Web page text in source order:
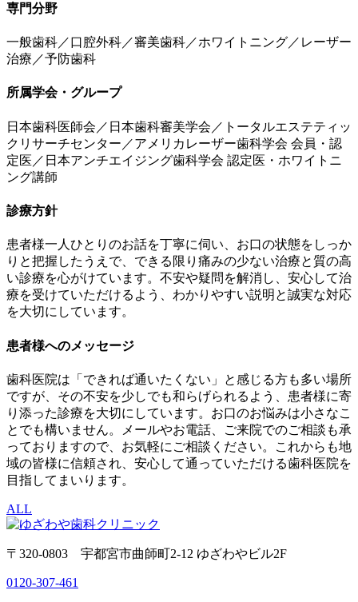
専門分野
一般歯科／口腔外科／審美歯科／ホワイトニング／レーザー
治療／予防歯科
所属学会・グループ
日本歯科医師会／日本歯科審美学会／トータルエステティッ
クリサーチセンター／アメリカレーザー歯科学会 会員・認
定医／日本アンチエイジング歯科学会 認定医・ホワイトニ
ング講師
診療方針
患者様一人ひとりのお話を丁寧に伺い、お口の状態をしっか
りと把握したうえで、できる限り痛みの少ない治療と質の高
い診療を心がけています。不安や疑問を解消し、安心して治
療を受けていただけるよう、わかりやすい説明と誠実な対応
を大切にしています。
患者様へのメッセージ
歯科医院は「できれば通いたくない」と感じる方も多い場所
ですが、その不安を少しでも和らげられるよう、患者様に寄
り添った診療を大切にしています。お口のお悩みは小さなこ
とでも構いません。メールやお電話、ご来院でのご相談も承
っておりますので、お気軽にご相談ください。これからも地
域の皆様に信頼され、安心して通っていただける歯科医院を
目指してまいります。
ALL
〒320-0803 宇都宮市曲師町2-12 ゆざわやビル2F
0120-307-461